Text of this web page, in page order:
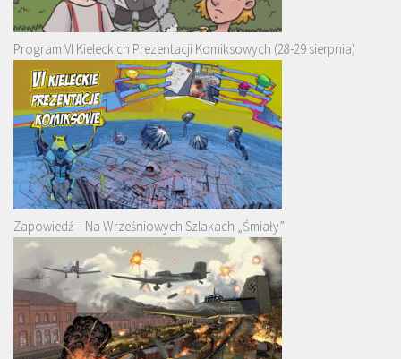
Program VI Kieleckich Prezentacji Komiksowych (28-29 sierpnia)
Zapowiedź – Na Wrześniowych Szlakach „Śmiały”